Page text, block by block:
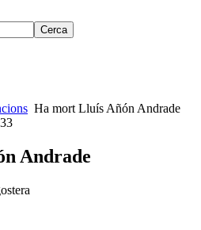
Ha mort Lluís Añón Andrade
Andrade